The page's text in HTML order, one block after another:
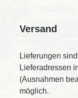
Versand
Lieferungen
Lieferadressen
(Ausnahmen
möglich.